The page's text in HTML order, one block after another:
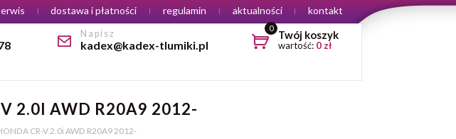
Napisz
kadex@kadex-tlumiki.pl
0
Twój koszyk
wartość: 0zł
dostawa i płatności regulamin aktualności kontakt
2.0I AWD R20A9 2012-
CR-V 2.0i AWD R20A9 2012-